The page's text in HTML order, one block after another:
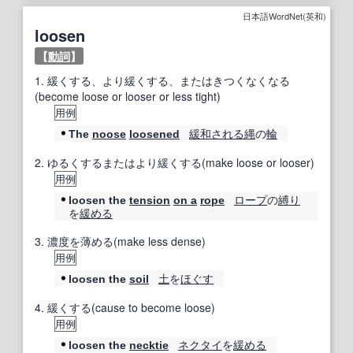
日本語WordNet(英和)
loosen
【動詞】
1. 緩くする、より緩くする、またはきつくなくなる
(become loose or looser or less tight)
用例
The noose loosened 緩和される縄の輪
2. ゆるくするまたはより緩くする(make loose or looser)
用例
loosen the tension on a rope ロープの縛り
を緩める
3. 濃度を薄める(make less dense)
用例
loosen the soil 土をほぐす
4. 緩くする(cause to become loose)
用例
loosen the necktie ネクタイを緩める